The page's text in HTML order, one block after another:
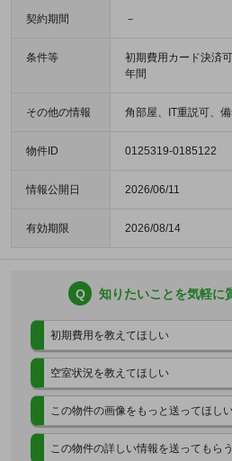
契約期間 －
条件等
初期費用カード決済
年間
その他の情報 角部屋、IT重説可、
物件ID 0125319-0185122
情報公開日 2026/06/11
有効期限 2026/08/14
Q 知りたいことを気軽に
初期費用を教えてほしい
空室状況を教えてほしい
この物件の画像をもっと送ってほし
この物件の詳しい情報を送ってもらう